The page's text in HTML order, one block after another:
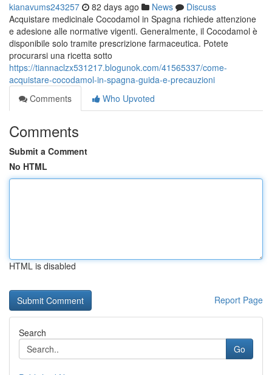
kianavums243257 82 days ago News
Discuss
Acquistare medicinale Cocodamol in Spagna richiede attenzione
e adesione alle normative vigenti. Generalmente, il Cocodamol è
disponibile solo tramite prescrizione farmaceutica. Potete
procurarsi una ricetta sotto
https://tiannaclzx531217.blogunok.com/41565337/come-
acquistare-cocodamol-in-spagna-guida-e-precauzioni
Comments
Who Upvoted
Comments
Submit a Comment
No HTML
HTML is disabled
Report Page
Search
Go